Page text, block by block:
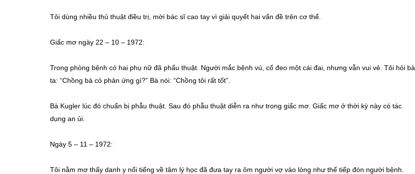
Tôi dùng nhiều thủ thuật điều trị, mời bác sĩ cao tay vì giải quyết hai vấn đề trên cơ thể.
Giấc mơ ngày 22 – 10 – 1972:
Trong phòng bệnh có hai phụ nữ đã phẩu thuật. Người mắc bệnh vú, cổ đeo một cái đai, nhưng vẫn vui vẻ. Tôi hỏi bà
ta: “Chồng bà có phản ứng gì?” Bà nói: “Chồng tôi rất tốt”.
Bà Kugler lúc đó chuẩn bị phẫu thuật. Sau đó phẫu thuật diễn ra như trong giấc mơ. Giấc mơ ở thời kỳ này có tác
dụng an ủi.
Ngày 5 – 11 – 1972:
Tôi nằm mơ thấy danh y nổi tiếng về tâm lý học đã đưa tay ra ôm người vợ vào lòng như thể tiếp đón người bệnh.